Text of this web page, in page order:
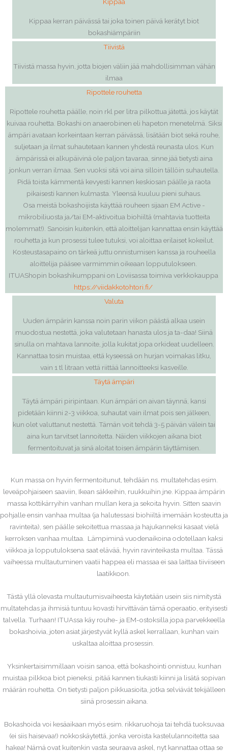
Kippaa kerran päivässä tai joka toinen päivä kerätyt biot
bokashiämpäriin
Tiivistä
Tiivistä massa hyvin, jotta biojen väliin jää mahdollisimman vähän
ilmaa
Ripottele rouhetta
Ripottele rouhetta päälle, noin rkl per litra pilkottua jätettä, jos käytät
kuivaa rouhetta. Bokashi on anaerobinen eli hapeton menetelmä. Siksi
ämpäri avataan korkeintaan kerran päivässä, lisätään biot sekä rouhe,
suljetaan ja ilmat suhautetaan kannen yhdestä reunasta ulos. Kun
ämpärissä ei alkupäivinä ole paljon tavaraa, sinne jää tietysti aina
jonkun verran ilmaa. Sen vuoksi sitä voi aina silloin tällöin suhautella.
Pidä toista kämmentä kevyesti kannen keskiosan päälle ja raota
pikaisesti kannen kulmasta. Yleensä kuuluu pieni suhaus.
Osa meistä bokashoijista käyttää rouheen sijaan EM Active -
mikrobiliuosta ja/tai EM-aktivoitua biohiiltä (mahtavia tuotteita
molemmat!). Sanoisin kuitenkin, että aloittelijan kannattaa ensin käyttää
rouhetta ja kun prosessi tulee tutuksi, voi aloittaa erilaiset kokeilut.
Kosteustasapaino on tärkeä juttu onnistumisen kanssa ja rouheella
aloittelija pääsee varmimmin oikeaan lopputulokseen.
ITUAShopin bokashikumppani on Loviisassa toimiva verkkokauppa
https://viidakkotohtori.fi/
Valuta
Uuden ämpärin kanssa noin parin viikon päästä alkaa usein
muodostua nestettä, joka valutetaan hanasta ulos ja ta-daa! Siinä
sinulla on mahtava lannoite, jolla kukitat jopa orkideat uudelleen.
Kannattaa tosin muistaa, että kyseessä on hurjan voimakas litku,
vain 1 tl litraan vettä riittää lannoitteeksi kasveille.
Täytä ämpäri
Täytä ämpäri piripintaan . Kun ämpäri on aivan täynnä, kansi
pidetään kiinni 2-3 viikkoa, suhautat vain ilmat pois sen jälkeen,
kun olet valuttanut nestettä. Tämän voit tehdä 3-5 päivän välein tai
aina kun tarvitset lannoitetta. Näiden viikkojen aikana biot
fermentoituvat ja sinä aloitat toisen ämpärin täyttämisen.
Kun massa on hyvin fermentoitunut, tehdään ns. multatehdas esim.
leveäpohjaiseen saaviin, Ikean säkkeihin, ruukkuihin jne. Kippaa ämpärin
massa kottikärryihin vanhan mullan kera ja sekoita hyvin. Sitten saavin
pohjalle ensin vanhaa multaa (ja halutessasi biohiiltä imemään kosteutta ja
ravinteita), sen päälle sekoitettua massaa ja hajukanneksi kasaat vielä
kerroksen vanhaa multaa. Lämpiminä vuodenaikoina odotellaan kaksi
viikkoa ja lopputuloksena saat elävää, hyvin ravinteikasta multaa. Tässä
vaiheessa multautuminen vaatii happea eli massaa ei saa laittaa tiiviiseen
laatikkoon.
Tästä yllä olevasta multautumisvaiheesta käytetään usein siis nimitystä
multatehdas ja ihmisiä tuntuu kovasti hirvittävän tämä operaatio, erityisesti
talvella. Turhaan! ITUAssa käy rouhe- ja EM-ostoksilla jopa parvekkeella
bokashoivia, joten asiat järjestyvät kyllä askel kerrallaan, kunhan vain
uskaltaa aloittaa prosessin.
Yksinkertaisimmillaan voisin sanoa, että bokashointi onnistuu, kunhan
muistaa pilkkoa biot pieneksi, pitää kannen tiukasti kiinni ja lisätä sopivan
määrän rouhetta. On tietysti paljon pikkuasioita, jotka selviävät tekijälleen
siinä prosessin aikana.
Bokashoida voi kesäaikaan myös esim. rikkaruohoja tai tehdä tuoksuvaa
(ei siis haisevaa!) nokkoskäytettä, jonka veroista kastelulannoitetta saa
hakea! Nämä ovat kuitenkin vasta seuraava askel, nyt kannattaa ottaa se